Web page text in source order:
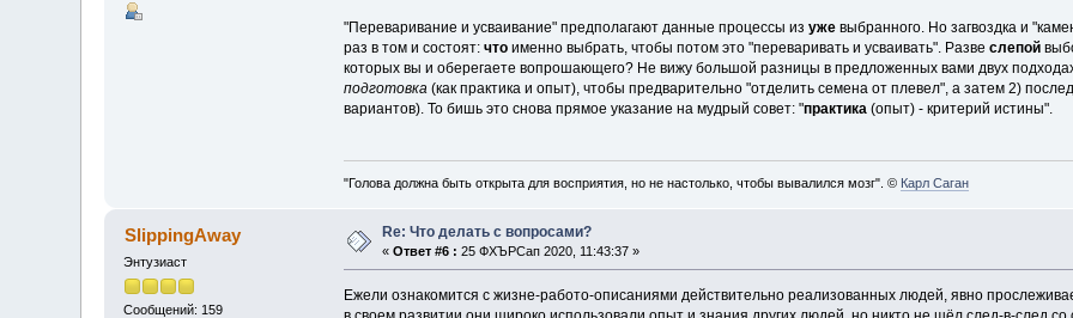
"Переваривание и усваивание" предполагают данные процессы из ужевыбранного. Но загвоздка и
раз в том и состоят: чтоименно выбрать, чтобы потом это "переваривать и усваивать". Разве слепой
которых вы и оберегаете вопрошающего? Не вижу большой разницы в предложенных вами двух
подготовка(как практика и опыт), чтобы предварительно "отделить семена от плевел", а затем 2)
вариантов). То бишь это снова прямое указание на мудрый совет: "практика(опыт) - критерий истины".
"Голова должна быть открыта для восприятия, но не настолько, чтобы вывалился мозг". © Карл Саган
SlippingAway
Энтузиаст
Сообщений: 159
Re: Что делать с вопросами?
«Ответ #6 : 25 ФХЪРСап 2020, 11:43:37 »
Ежели ознакомится с жизне-работо-описаниями действительно реализованных людей, явно